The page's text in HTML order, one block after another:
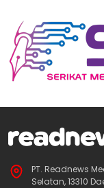
PT. Readnews
Selatan, 13310